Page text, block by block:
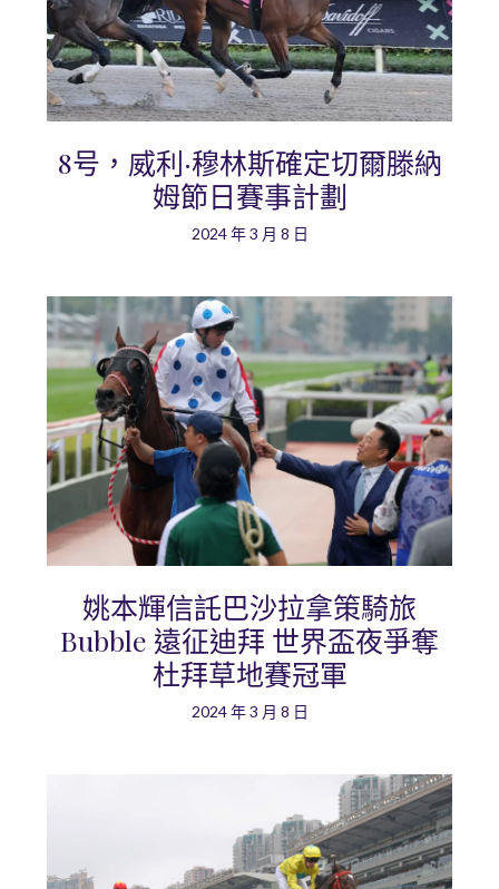
8号，威利·穆林斯確定切爾滕納
姆節日賽事計劃
2024 年 3 月 8 日
姚本輝信託巴沙拉拿策騎旅
Bubble 遠征迪拜 世界盃夜爭奪
杜拜草地賽冠軍
2024 年 3 月 8 日